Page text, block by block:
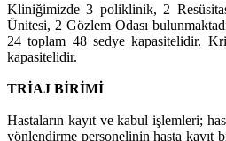
Kliniğimizde 3 poliklinik, 2
Ünitesi, 2 Gözlem Odası
24 toplam 48 sedye kapasitelidir.
kapasitelidir.
TRİAJ BİRİMİ
Hastaların kayıt ve kabul işlemleri;
yönlendirme personelinin hasta kayıt